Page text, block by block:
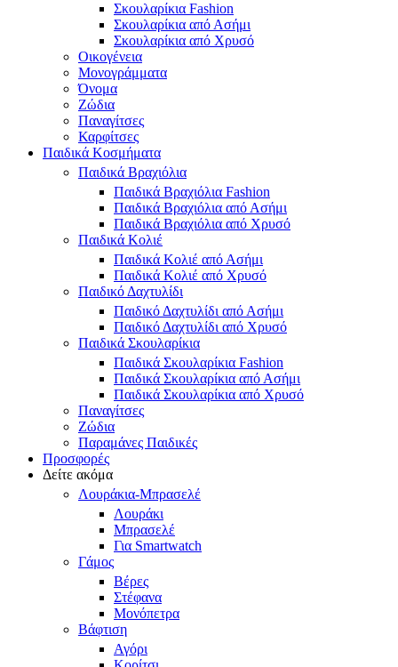
Σκουλαρίκια Fashion
Σκουλαρίκια από Ασήμι
Σκουλαρίκια από Χρυσό
Οικογένεια
Μονογράμματα
Όνομα
Ζώδια
Παναγίτσες
Καρφίτσες
Παιδικά Κοσμήματα
Παιδικά Βραχιόλια
Παιδικά Βραχιόλια Fashion
Παιδικά Βραχιόλια από Ασήμι
Παιδικά Βραχιόλια από Χρυσό
Παιδικά Κολιέ
Παιδικά Κολιέ από Ασήμι
Παιδικά Κολιέ από Χρυσό
Παιδικό Δαχτυλίδι
Παιδικό Δαχτυλίδι από Ασήμι
Παιδικό Δαχτυλίδι από Χρυσό
Παιδικά Σκουλαρίκια
Παιδικά Σκουλαρίκια Fashion
Παιδικά Σκουλαρίκια από Ασήμι
Παιδικά Σκουλαρίκια από Χρυσό
Παναγίτσες
Ζώδια
Παραμάνες Παιδικές
Προσφορές
Δείτε ακόμα
Λουράκια-Μπρασελέ
Λουράκι
Μπρασελέ
Για Smartwatch
Γάμος
Βέρες
Στέφανα
Μονόπετρα
Βάφτιση
Αγόρι